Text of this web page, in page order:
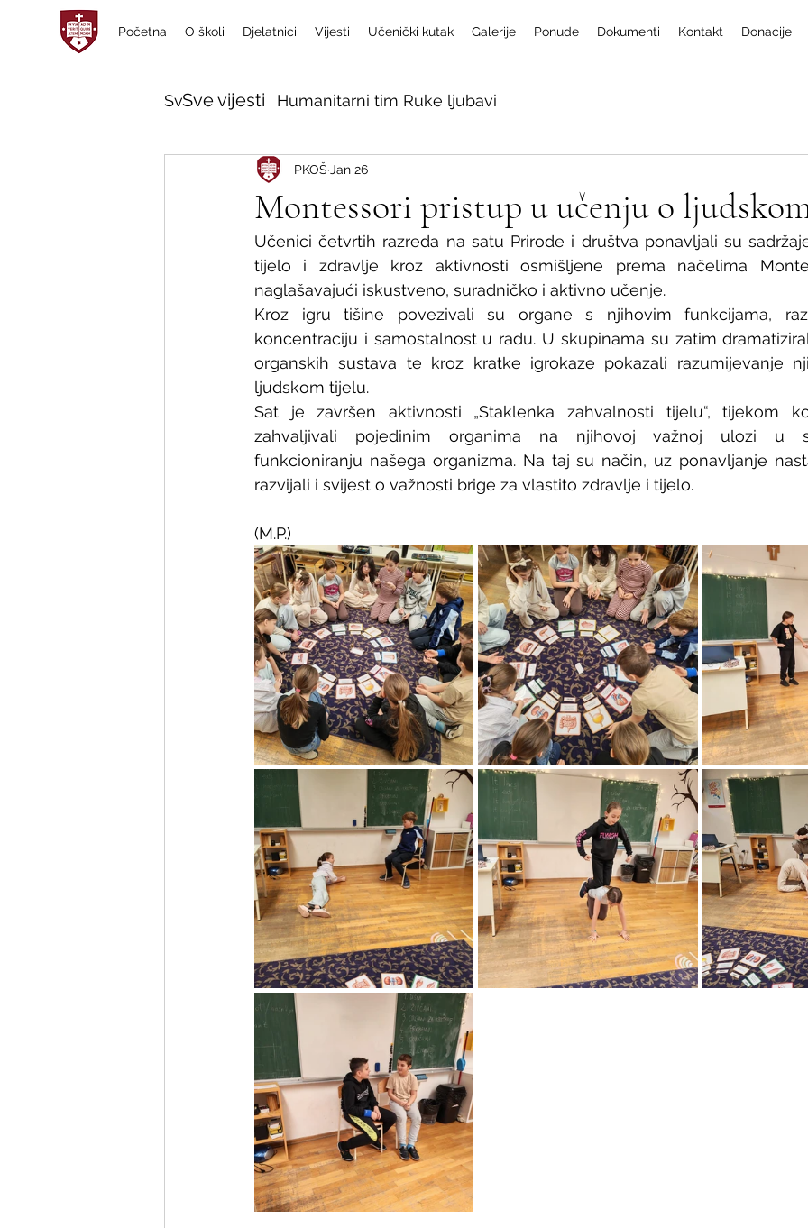
Početna O školi Djelatnici Vijesti Učenički kutak Galerije Ponude Dokumenti Kontakt Donacije
Sve vijesti Humanitarni tim Ruke ljubavi
Montessori pristup u učenju o
PKOŠ Jan 26
Učenici četvrtih razreda na satu Prirode i društva ponavljali su
tijelo i zdravlje kroz aktivnosti osmišljene prema načelima
naglašavajući iskustveno, suradničko i aktivno učenje.
Kroz igru tišine povezivali su organe s njihovim funkcijama,
koncentraciju i samostalnost u radu. U skupinama su zatim
organskih sustava te kroz kratke igrokaze pokazali razumijevanje
ljudskom tijelu.
Sat je završen aktivnosti „Staklenka zahvalnosti tijelu“, tijekom
zahvaljivali pojedinim organima na njihovoj važnoj ulozi u
funkcioniranju našega organizma. Na taj su način, uz ponavljanje
razvijali i svijest o važnosti brige za vlastito zdravlje i tijelo.
(M.P.)
Sve vijesti